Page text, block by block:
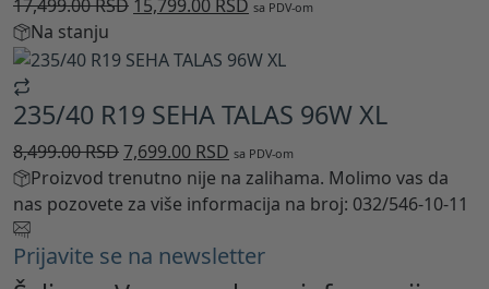
17,499.00RSD
je
17,499.00 RSD.
15,799.00 RSD
je:
sa PDV-om
Na stanju
235/40 R19 SEHA TALAS 96W XL
8,499.00RSDOriginalna
cena
je
8,499.00 RSD.
7,699.00 RSD Trenutna
cena
je:
sa PDV-om
Proizvod trenutno nije na zalihama. Molimo vas da
nas pozovete za više informacija na broj: 032/546-10-11
Prijavite se na newsletter